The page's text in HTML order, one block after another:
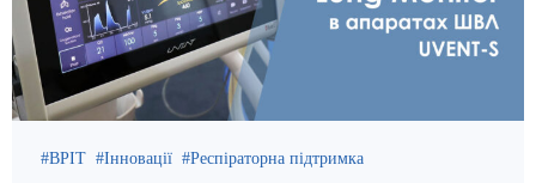
ВРІТ Інновації Респіраторна підтримка